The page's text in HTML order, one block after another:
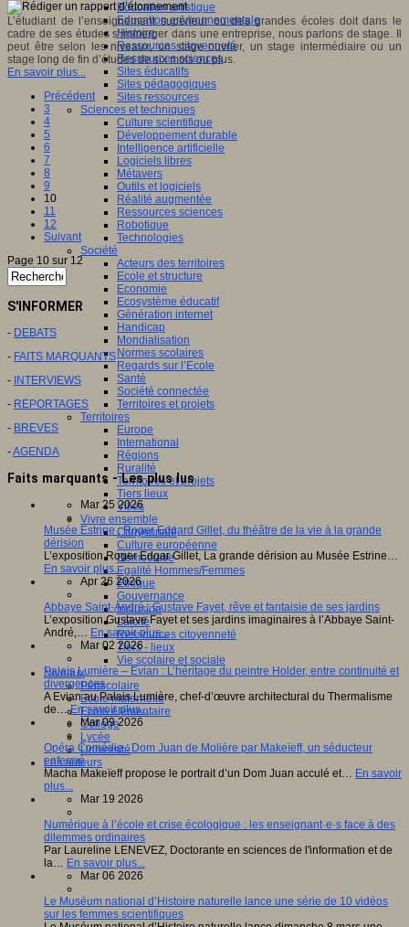
Education artistique
Education environnementale
Histoire
Ressources citoyenneté
Ressources sciences
Sites éducatifs
Sites pédagogiques
Sites ressources
Sciences et techniques
Culture scientifique
Développement durable
Intelligence artificielle
Logiciels libres
Métavers
Outils et logiciels
Réalité augmentée
Ressources sciences
Robotique
Technologies
Société
Acteurs des territoires
Ecole et structure
Economie
Ecosystème éducatif
Génération internet
Handicap
Mondialisation
Normes scolaires
Regards sur l’Ecole
Santé
Société connectée
Territoires et projets
Territoires
Europe
International
Régions
Ruralité
Territoires et projets
Tiers lieux
Villes
Vivre ensemble
Citoyenneté
Culture européenne
Démocratie
Egalité Hommes/Femmes
Ethique
Gouvernance
Inclusion
Laïcité
Ressources citoyenneté
Tiers - lieux
Vie scolaire et sociale
Niveaux
Périscolaire
Ecole maternelle
Ecole élémentaire
Collège
Lycée
Université
Les auteurs
L’étudiant de l’enseignement supérieur ou des grandes écoles doit dans le
cadre de ses études s’immerger dans une entreprise, nous parlons de stage. Il
peut être selon les niveaux, un stage ouvrier, un stage intermédiaire ou un
stage long de fin d’études de six mois ou plus.
En savoir plus...
Précédent
3
4
5
6
7
8
9
10
11
12
Suivant
Page 10 sur 12
S'INFORMER
- DEBATS
- FAITS MARQUANTS
- INTERVIEWS
- REPORTAGES
- BREVES
-AGENDA
Faits marquants - Les plus lus
Mar 25 2026
Musée Estrine : Roger Edgard Gillet, du théâtre de la vie à la grande
dérision
L’exposition Roger Edgar Gillet, La grande dérision au Musée Estrine…
En savoir plus...
Apr 26 2026
Abbaye Saint-André : Gustave Fayet, rêve et fantaisie de ses jardins
L’exposition Gustave Fayet et ses jardins imaginaires à l’Abbaye Saint-
André,… En savoir plus...
Mar 02 2026
Palais Lumière – Evian : L’héritage du peintre Holder, entre continuité et
divergences
A Evian au Palais Lumière, chef-d’œuvre architectural du Thermalisme
de…En savoir plus...
Mar 09 2026
Opéra Comédie : Dom Juan de Molière par Makeïeff, un séducteur
enfermé
Macha Makeïeff propose le portrait d’un Dom Juan acculé et… En savoir
plus...
Mar 19 2026
Numérique à l’école et crise écologique : les enseignant·e·s face à des
dilemmes ordinaires
Par Laureline LENEVEZ, Doctorante en sciences de l'information et de
la… En savoir plus...
Mar 06 2026
Le Muséum national d’Histoire naturelle lance une série de 10 vidéos
sur les femmes scientifiques